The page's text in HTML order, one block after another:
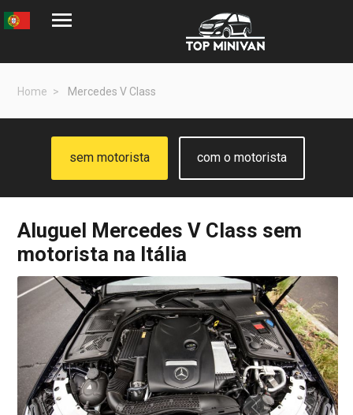
Home Mercedes V Class
sem motorista com o motorista
Aluguel Mercedes V Class sem
motorista na Itália